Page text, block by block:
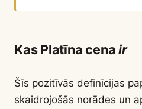
Kas Platīna cenair
Šīs pozitīvās definīcijas
skaidrojošās norādes un